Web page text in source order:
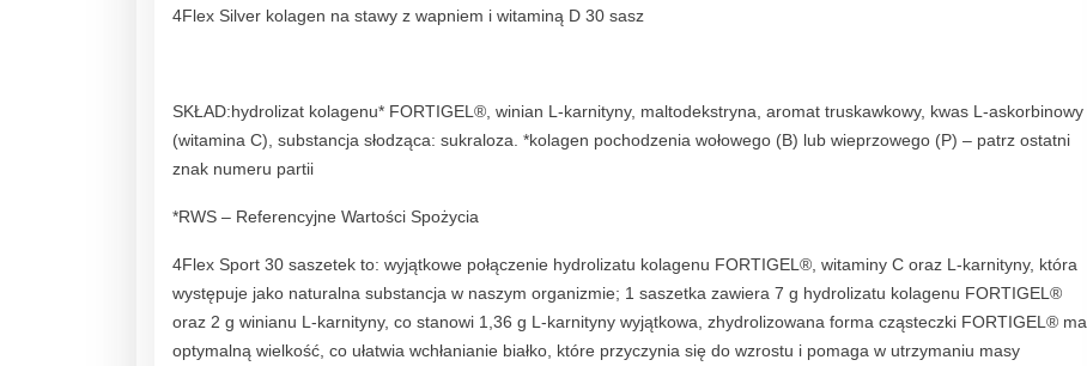
4Flex Silver kolagen na stawy z wapniem i witaminą D 30 sasz
SKŁAD:hydrolizat kolagenu* FORTIGEL®, winian L-karnityny, maltodekstryna, aromat truskawkowy, kwas L-askorbinowy
(witamina C), substancja słodząca: sukraloza. *kolagen pochodzenia wołowego (B) lub wieprzowego (P) – patrz ostatni
znak numeru partii
*RWS – Referencyjne Wartości Spożycia
4Flex Sport 30 saszetek to: wyjątkowe połączenie hydrolizatu kolagenu FORTIGEL®, witaminy C oraz L-karnityny, która
występuje jako naturalna substancja w naszym organizmie; 1 saszetka zawiera 7 g hydrolizatu kolagenu FORTIGEL®
oraz 2 g winianu L-karnityny, co stanowi 1,36 g L-karnityny wyjątkowa, zhydrolizowana forma cząsteczki FORTIGEL® ma
optymalną wielkość, co ułatwia wchłanianie białko, które przyczynia się do wzrostu i pomaga w utrzymaniu masy